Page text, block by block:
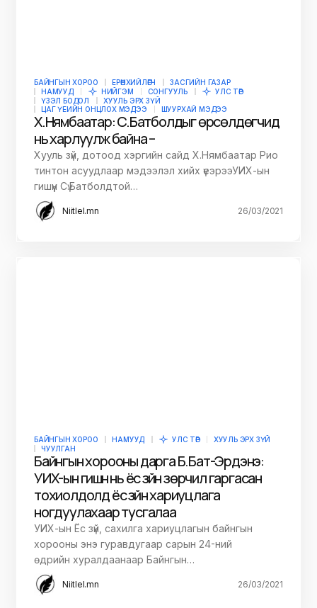
БАЙНГЫН ХОРОО ЕРӨНХИЙЛӨГЧ
ЗАСГИЙН ГАЗАР
НАМУУД
НИЙГЭМ СОНГУУЛЬ
УЛС ТӨР
ҮЗЭЛ БОДОЛ
ХУУЛЬ ЭРХ ЗҮЙ
ЦАГ ҮЕИЙН ОНЦЛОХ МЭДЭЭ
ШУУРХАЙ МЭДЭЭ
Х.Нямбаатар: Сү.Батболдыг өрсөлдөгчид
нь харлуулж байна –
Хууль зүй, дотоод хэргийн сайд Х.Нямбаатар Рио
тинтон асуудлаар мэдээлэл хийх үеэрээУИХ-ын
гишүүн Сү.Батболдтой…
Niitlel.mn 26/03/2021
БАЙНГЫН ХОРОО НАМУУД УЛС ТӨР
ХУУЛЬ ЭРХ ЗҮЙ
ЧУУЛГАН
Байнгын хорооны дарга Б.Бат-Эрдэнэ:
УИХ-ын гишүүн нь ёс зүйн зөрчил гаргасан
тохиолдолд ёс зүйн хариуцлага
ногдуулахаар тусгалаа
УИХ-ын Ёс зүй, сахилга хариуцлагын байнгын
хорооны энэ гуравдугаар сарын 24-ний
өдрийн хуралдаанаар Байнгын…
Niitlel.mn 26/03/2021